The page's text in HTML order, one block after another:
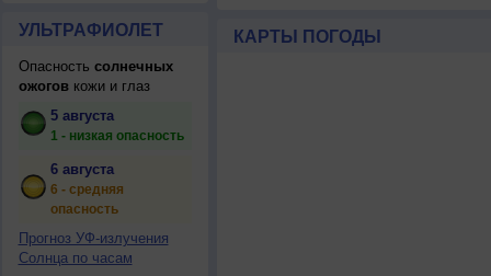
УЛЬТРАФИОЛЕТ
Опасность солнечных
ожоговкожи и глаз
5 августа
1 - низкая опасность
6 августа
6 - средняя
опасность
Прогноз УФ-излучения
Солнца по часам
КАРТЫ ПОГОДЫ